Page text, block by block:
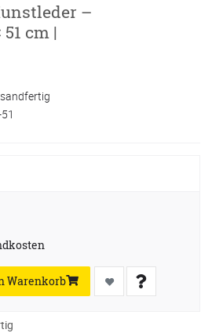
–
cm |
Warenkorb